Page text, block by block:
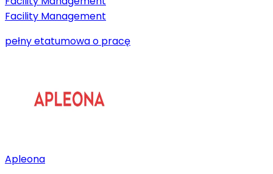
Facility Management
pełny etatumowa o pracę
Apleona